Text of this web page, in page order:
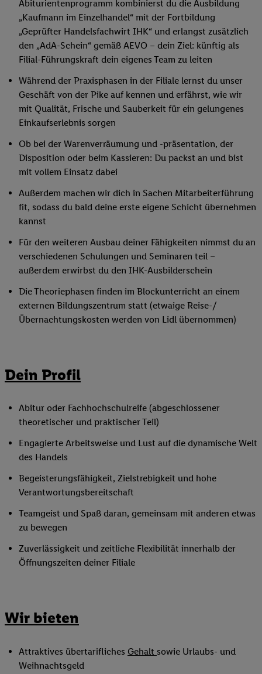
Abiturientenprogramm kombinierst du die Ausbildung
„Kaufmann im Einzelhandel“ mit der Fortbildung
„Geprüfter Handelsfachwirt IHK“ und erlangst zusätzlich
den „AdA-Schein“ gemäß AEVO – dein Ziel: künftig als
Filial-Führungskraft dein eigenes Team zu leiten
Während der Praxisphasen in der Filiale lernst du unser
Geschäft von der Pike auf kennen und erfährst, wie wir
mit Qualität, Frische und Sauberkeit für ein gelungenes
Einkaufserlebnis sorgen
Ob bei der Warenverräumung und -präsentation, der
Disposition oder beim Kassieren: Du packst an und bist
mit vollem Einsatz dabei
Außerdem machen wir dich in Sachen Mitarbeiterführung
fit, sodass du bald deine erste eigene Schicht übernehmen
kannst
Für den weiteren Ausbau deiner Fähigkeiten nimmst du an
verschiedenen Schulungen und Seminaren teil –
außerdem erwirbst du den IHK-Ausbilderschein
Die Theoriephasen finden im Blockunterricht an einem
externen Bildungszentrum statt (etwaige Reise-/
Übernachtungskosten werden von Lidl übernommen)
Dein Profil
Abitur oder Fachhochschulreife (abgeschlossener
theoretischer und praktischer Teil)
Engagierte Arbeitsweise und Lust auf die dynamische Welt
des Handels
Begeisterungsfähigkeit, Zielstrebigkeit und hohe
Verantwortungsbereitschaft
Teamgeist und Spaß daran, gemeinsam mit anderen etwas
zu bewegen
Zuverlässigkeit und zeitliche Flexibilität innerhalb der
Öffnungszeiten deiner Filiale
Wir bieten
Attraktives übertarifliches Gehalt sowie Urlaubs- und
Weihnachtsgeld